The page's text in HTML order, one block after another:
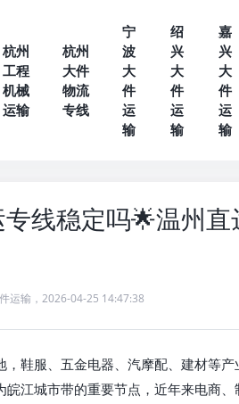
杭州
工程
机械
运输
杭州
大件
物流
专线
宁
波
大
件
运
输
绍
兴
大
件
运
输
嘉
兴
大
件
运
输
线稳定吗🌟温州直
运输 ， 2026-04-25 14:47:38
鞋服、五金电器、汽摩配、建材等
江城市带的重要节点，近年来电商、